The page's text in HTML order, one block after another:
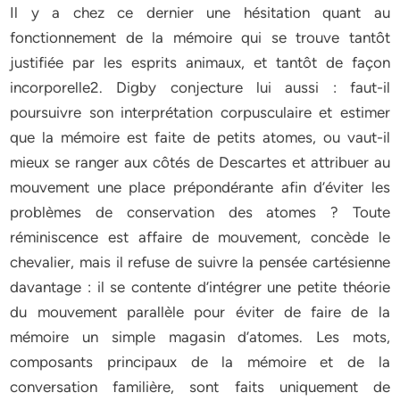
Il y a chez ce dernier une hésitation quant au
fonctionnement de la mémoire qui se trouve tantôt
justifiée par les esprits animaux, et tantôt de façon
incorporelle2. Digby conjecture lui aussi : faut-il
poursuivre son interprétation corpusculaire et estimer
que la mémoire est faite de petits atomes, ou vaut-il
mieux se ranger aux côtés de Descartes et attribuer au
mouvement une place prépondérante afin d’éviter les
problèmes de conservation des atomes ? Toute
réminiscence est affaire de mouvement, concède le
chevalier, mais il refuse de suivre la pensée cartésienne
davantage : il se contente d’intégrer une petite théorie
du mouvement parallèle pour éviter de faire de la
mémoire un simple magasin d’atomes. Les mots,
composants principaux de la mémoire et de la
conversation familière, sont faits uniquement de